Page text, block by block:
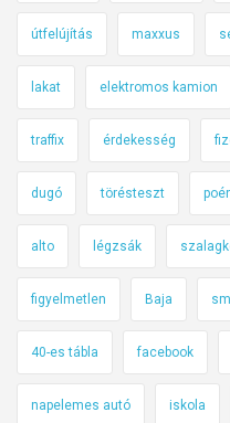
útfelújítás maxxus
lakat elektromos kamion
traffix érdekesség
dugó törésteszt
alto légzsák
figyelmetlen Baja
40-es tábla facebook
napelemes autó iskola